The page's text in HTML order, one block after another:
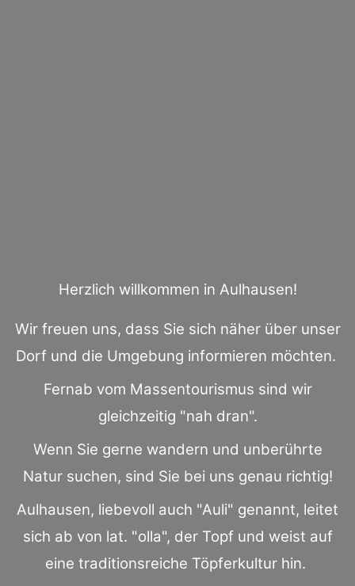
Herzlich willkommen in Aulhausen!
Wir freuen uns, dass Sie sich näher über unser
Dorf und die Umgebung informieren möchten.
Fernab vom Massentourismus sind wir
gleichzeitig "nah dran".
Wenn Sie gerne wandern und unberührte
Natur suchen, sind Sie bei uns genau richtig!
Aulhausen, liebevoll auch "Auli" genannt, leitet
sich ab von lat. "olla", der Topf und weist auf
eine traditionsreiche Töpferkultur hin.